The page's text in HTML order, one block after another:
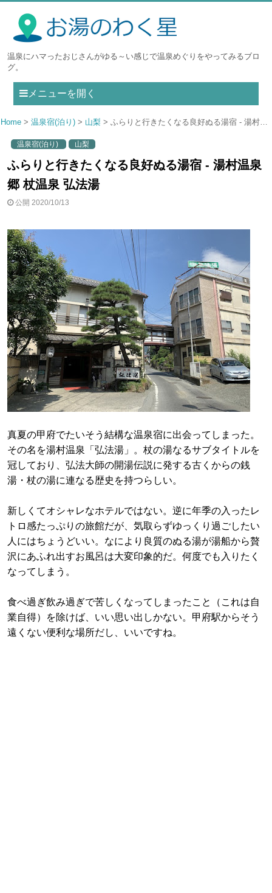
温泉にハマったおじさんがゆる～い感じで温泉めぐりをやってみるブロ
グ。
メニューを開く
Home 温泉宿(泊り) 山梨 ふらりと行きたくなる良好ぬる湯宿 - 湯村温泉郷 杖温泉 弘法湯
温泉宿(泊り) 山梨
ふらりと行きたくなる良好ぬる湯宿 - 湯村温泉
郷 杖温泉 弘法湯
公開 2020/10/13
真夏の甲府でたいそう結構な温泉宿に出会ってしまった。
その名を湯村温泉「弘法湯」。杖の湯なるサブタイトルを
冠しており、弘法大師の開湯伝説に発する古くからの銭
湯・杖の湯に連なる歴史を持つらしい。
新しくてオシャレなホテルではない。逆に年季の入ったレ
トロ感たっぷりの旅館だが、気取らずゆっくり過ごしたい
人にはちょうどいい。なにより良質のぬる湯が湯船から贅
沢にあふれ出すお風呂は大変印象的だ。何度でも入りたく
なってしまう。
食べ過ぎ飲み過ぎで苦しくなってしまったこと（これは自
業自得）を除けば、いい思い出しかない。甲府駅からそう
遠くない便利な場所だし、いいですね。